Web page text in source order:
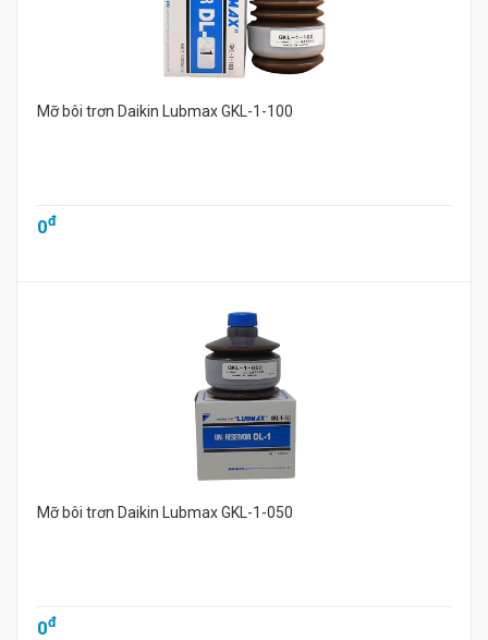
Mỡ bôi trơn Daikin Lubmax GKL-1-100
0đ
Mỡ bôi trơn Daikin Lubmax GKL-1-050
0đ